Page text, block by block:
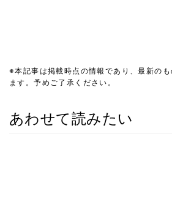
※本記事は掲載時点の情報であり、最新の
ます。予めご了承ください。
あわせて読みたい